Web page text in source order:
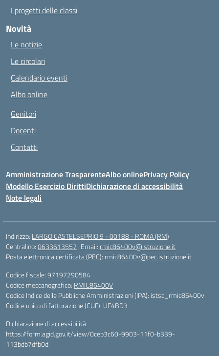
I progetti delle classi
Novità
Le notizie
Le circolari
Calendario eventi
Albo online
Genitori
Docenti
Contatti
Amministrazione TrasparenteAlbo onlinePrivacy Policy
Modello Esercizio DirittiDichiarazione di accessibilità
Note legali
Indirizzo: LARGO CASTELSEPRIO 9 - 00188 - ROMA (RM)
Centralino:0633613557 Email: rmic86400v@istruzione.it
Posta elettronica certificata (PEC): rmic86400v@pec.istruzione.it
Codice fiscale: 97197290584
Codice meccanografico: RMIC86400V
Codice Indice delle Pubbliche Amministrazioni (IPA): istsc_rmic86400v
Codice unico di fatturazione (CUF): UF4BD3
Dichiarazione di accessibilità
https://form.agid.gov.it/view/0ceb3c60-9903-11f0-b339-
113bdb7dfb0d